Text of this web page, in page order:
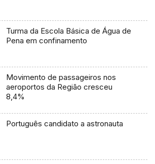
Turma da Escola Básica de Água de
Pena em confinamento
Movimento de passageiros nos
aeroportos da Região cresceu
8,4%
Português candidato a astronauta